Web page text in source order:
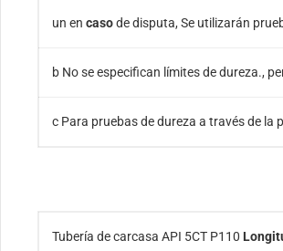
un encasode disputa, Se utilizarán
b No se especifican límites de dureza.,
c Para pruebas de dureza a través de la
Tubería de carcasa API 5CT P110